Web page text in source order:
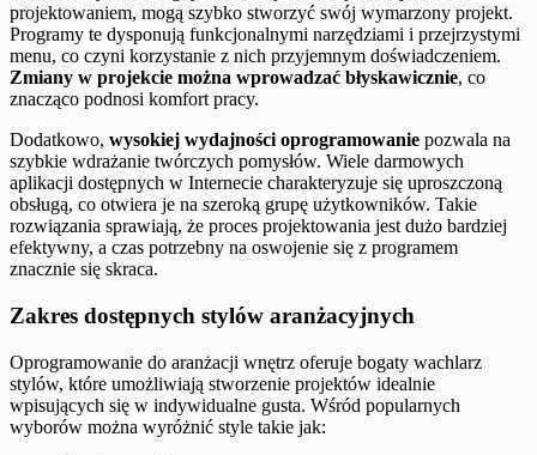
projektowaniem, mogą szybko stworzyć swój wymarzony projekt.
Programy te dysponują funkcjonalnymi narzędziami i przejrzystymi
menu, co czyni korzystanie z nich przyjemnym doświadczeniem.
Zmiany w projekcie można wprowadzać błyskawicznie, co
znacząco podnosi komfort pracy.
Dodatkowo, wysokiej wydajności oprogramowanie pozwala na
szybkie wdrażanie twórczych pomysłów. Wiele darmowych
aplikacji dostępnych w Internecie charakteryzuje się uproszczoną
obsługą, co otwiera je na szeroką grupę użytkowników. Takie
rozwiązania sprawiają, że proces projektowania jest dużo bardziej
efektywny, a czas potrzebny na oswojenie się z programem
znacznie się skraca.
Zakres dostępnych stylów aranżacyjnych
Oprogramowanie do aranżacji wnętrz oferuje bogaty wachlarz
stylów, które umożliwiają stworzenie projektów idealnie
wpisujących się w indywidualne gusta. Wśród popularnych
wyborów można wyróżnić style takie jak: